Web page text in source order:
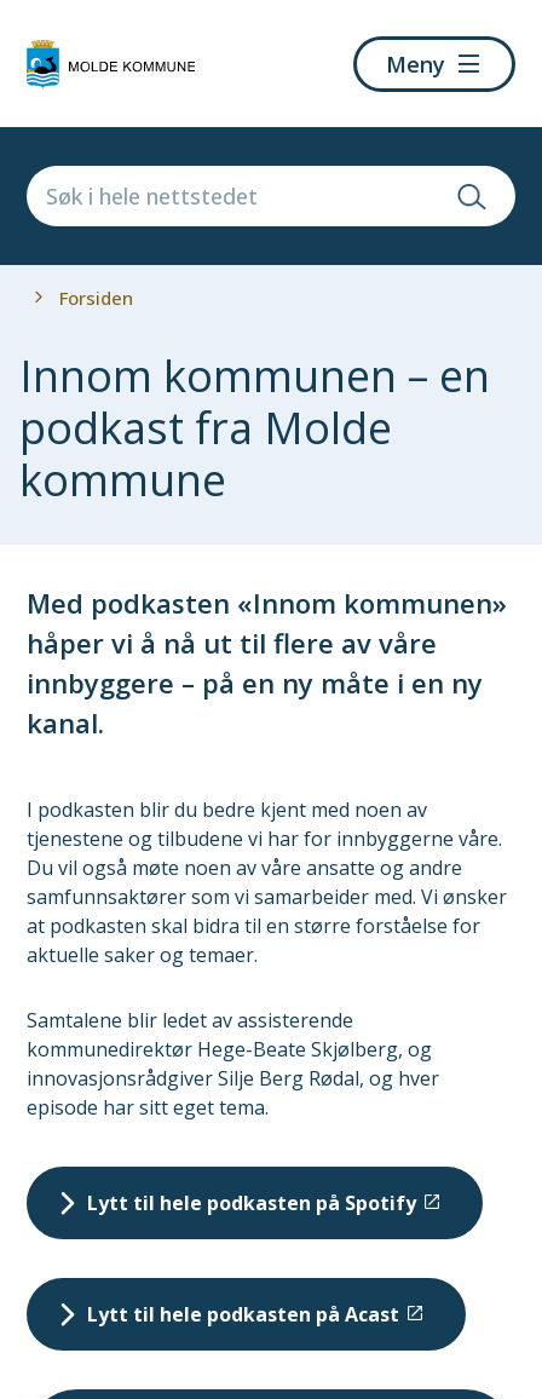
kommune
Meny
Du
Forsiden
Innom kommunen – en
podkast fra Molde
kommune
Med podkasten «Innom kommunen»
håper vi å nå ut til flere av våre
innbyggere – på en ny måte i en ny
kanal.
I podkasten blir du bedre kjent med noen av
tjenestene og tilbudene vi har for innbyggerne våre.
Du vil også møte noen av våre ansatte og andre
samfunnsaktører som vi samarbeider med. Vi ønsker
at podkasten skal bidra til en større forståelse for
aktuelle saker og temaer.
Samtalene blir ledet av assisterende
kommunedirektør Hege-Beate Skjølberg, og
innovasjonsrådgiver Silje Berg Rødal, og hver
episode har sitt eget tema.
Lytt til hele podkasten på Spotify
Lytt til hele podkasten på Acast